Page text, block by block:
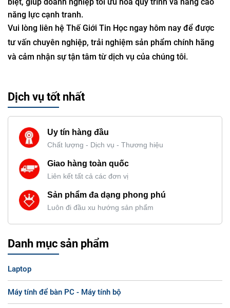
năng lực cạnh tranh.
Vui lòng liên hệ Thế Giới Tin Học ngay hôm nay để được
tư vấn chuyên nghiệp, trải nghiệm sản phẩm chính hãng
và cảm nhận sự tận tâm từ dịch vụ của chúng tôi.
Dịch vụ tốt nhất
Uy tín hàng đầu
Chất lượng - Dịch vụ - Thương hiệu
Giao hàng toàn quốc
Liên kết tất cả các đơn vị
Sản phẩm đa dạng phong phú
Luôn đi đầu xu hướng sản phẩm
Danh mục sản phẩm
Laptop
Máy tính để bàn PC - Máy tính bộ